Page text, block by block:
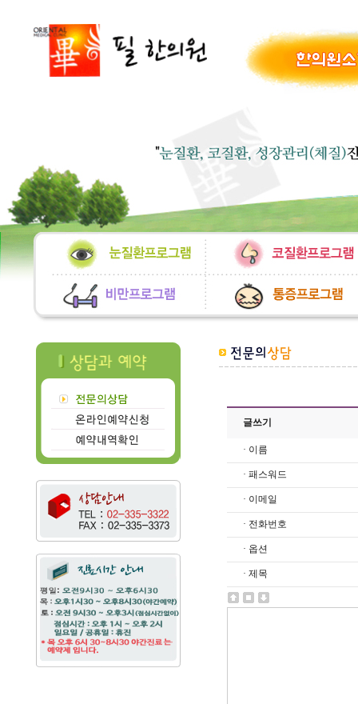
글쓰기
· 이름
· 패스워드
· 이메일
· 전화번호
· 옵션
· 제목